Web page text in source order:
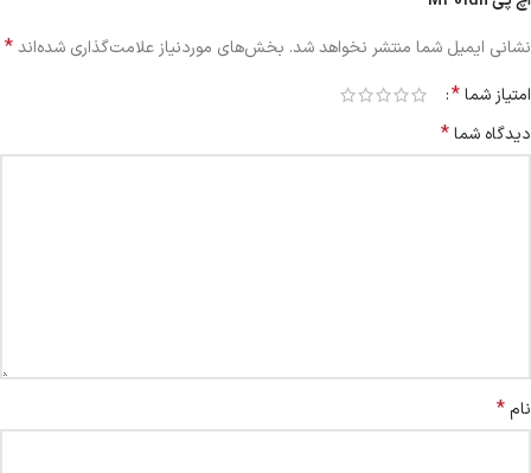
نشانی ایمیل شما منتشر نخواهد شد. بخش‌های موردنیاز علامت‌گذاری شده‌اند*
امتیاز شما*
دیدگاه شما*
نام*